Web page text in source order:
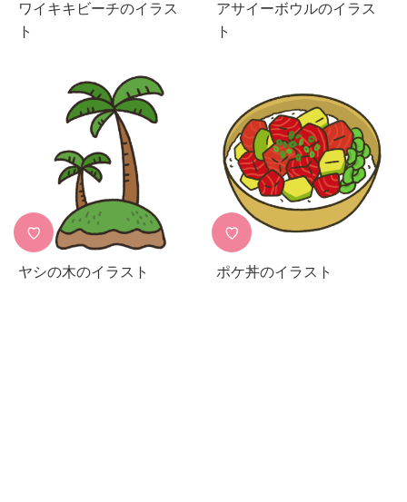
ワイキキビーチのイラス
ト
アサイーボウルのイラス
ト
♡
ヤシの木のイラスト
♡
ポケ丼のイラスト